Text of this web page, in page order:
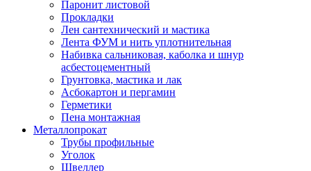
Паронит листовой
Прокладки
Лен сантехнический и мастика
Лента ФУМ и нить уплотнительная
Набивка сальниковая, каболка и шнур
асбестоцементный
Грунтовка, мастика и лак
Асбокартон и пергамин
Герметики
Пена монтажная
Металлопрокат
Трубы профильные
Уголок
Швеллер